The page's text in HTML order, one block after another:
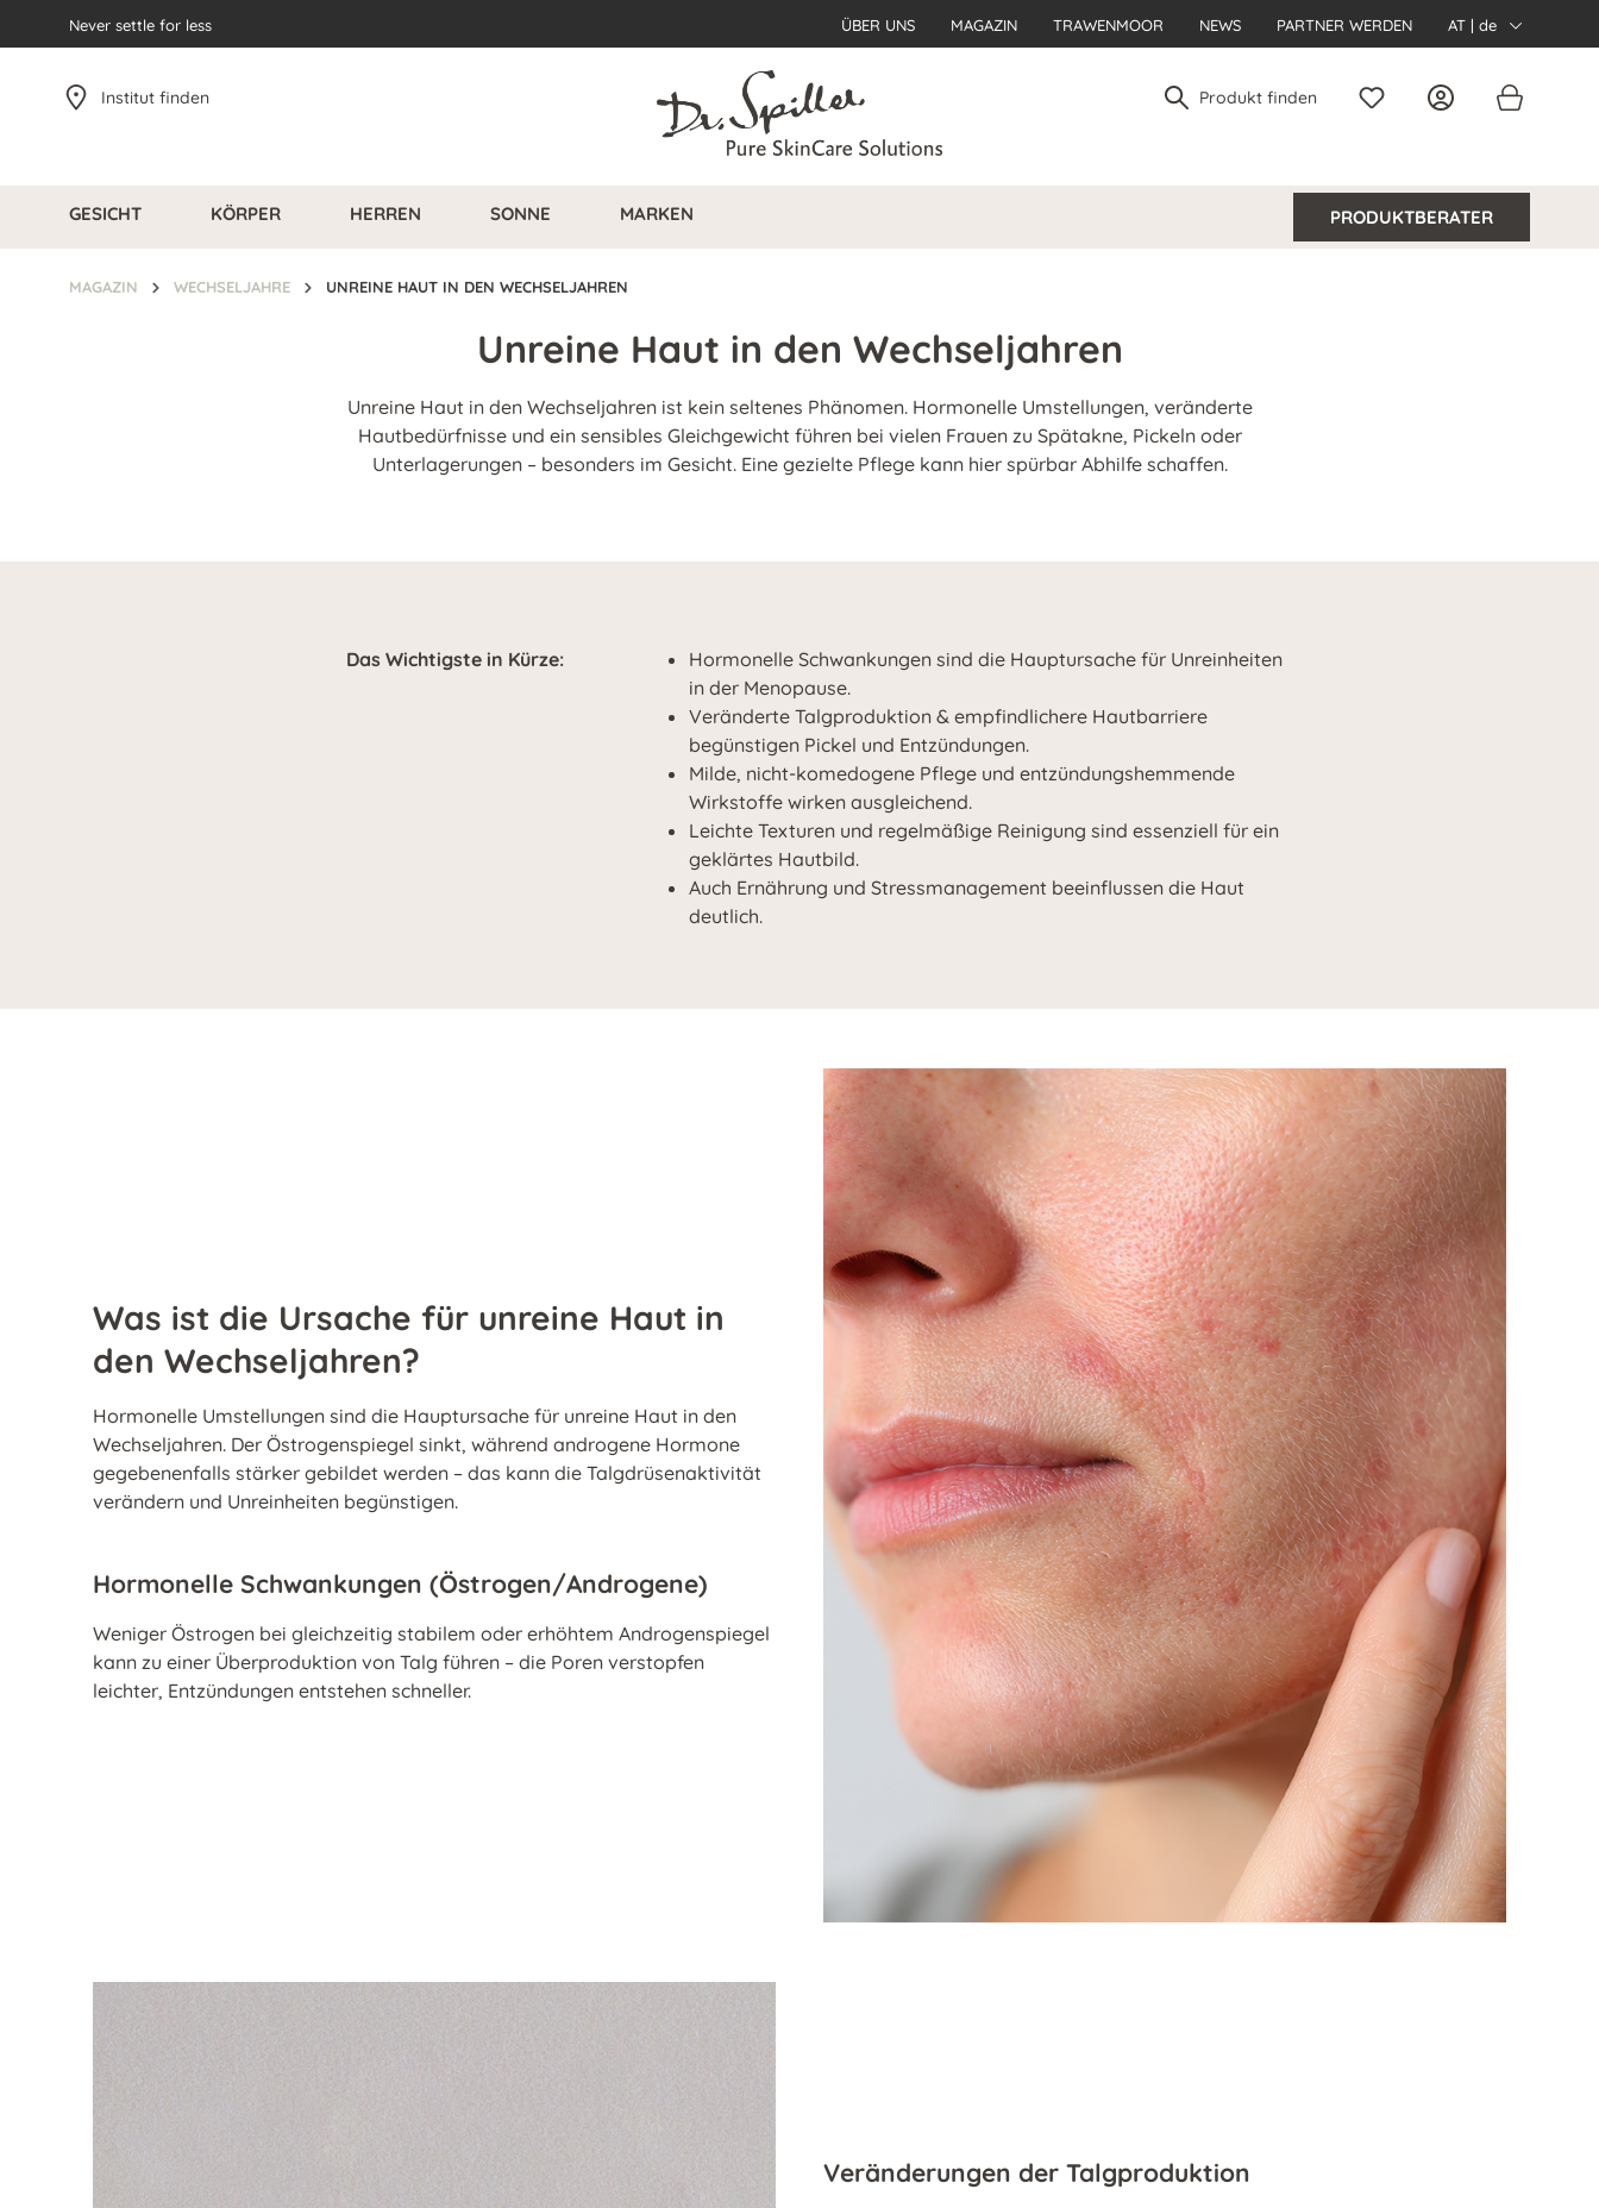
Zur Hauptnavigation springen
Never settle for less ÜBER UNS MAGAZIN TRAWENMOOR NEWS PARTNER WERDEN AT | de
Institut finden
GESICHT KÖRPER HERREN SONNE MARKEN PRODUKTBERATER
MAGAZIN WECHSELJAHRE UNREINE HAUT IN DEN WECHSELJAHREN
Unreine Haut in den Wechseljahren
Unreine Haut in den Wechseljahren ist kein seltenes Phänomen. Hormonelle Umstellungen, veränderte
Hautbedürfnisse und ein sensibles Gleichgewicht führen bei vielen Frauen zu Spätakne, Pickeln oder
Unterlagerungen – besonders im Gesicht. Eine gezielte Pflege kann hier spürbar Abhilfe schaffen.
Das Wichtigste in Kürze:
Hormonelle Schwankungen sind die Hauptursache für Unreinheiten
in der Menopause.
Veränderte Talgproduktion & empfindlichere Hautbarriere
begünstigen Pickel und Entzündungen.
Milde, nicht-komedogene Pflege und entzündungshemmende
Wirkstoffe wirken ausgleichend.
Leichte Texturen und regelmäßige Reinigung sind essenziell für ein
geklärtes Hautbild.
Auch Ernährung und Stressmanagement beeinflussen die Haut
deutlich.
Was ist die Ursache für unreine Haut in
den Wechseljahren?
Hormonelle Umstellungen sind die Hauptursache für unreine Haut in den
Wechseljahren. Der Östrogenspiegel sinkt, während androgene Hormone
gegebenenfalls stärker gebildet werden – das kann die Talgdrüsenaktivität
verändern und Unreinheiten begünstigen.
Hormonelle Schwankungen (Östrogen/Androgene)
Weniger Östrogen bei gleichzeitig stabilem oder erhöhtem Androgenspiegel
kann zu einer Überproduktion von Talg führen – die Poren verstopfen
leichter, Entzündungen entstehen schneller.
Veränderungen der Talgproduktion